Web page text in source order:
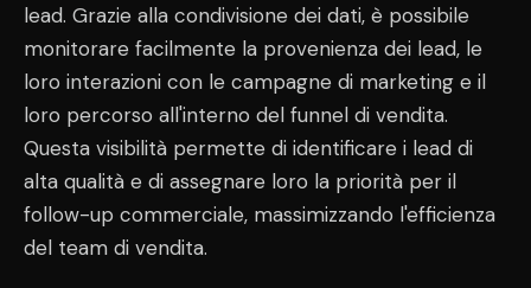
lead. Grazie alla condivisione dei dati, è possibile
monitorare facilmente la provenienza dei lead, le
loro interazioni con le campagne di marketing e il
loro percorso all'interno del funnel di vendita.
Questa visibilità permette di identificare i lead di
alta qualità e di assegnare loro la priorità per il
follow-up commerciale, massimizzando l'efficienza
del team di vendita.